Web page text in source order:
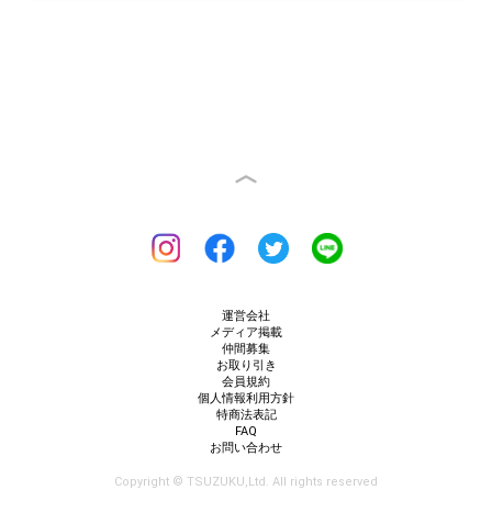
運営会社
メディア掲載
仲間募集
お取り引き
会員規約
個人情報利用方針
特商法表記
FAQ
お問い合わせ
Copyright © TSUZUKU,Ltd. All rights reserved